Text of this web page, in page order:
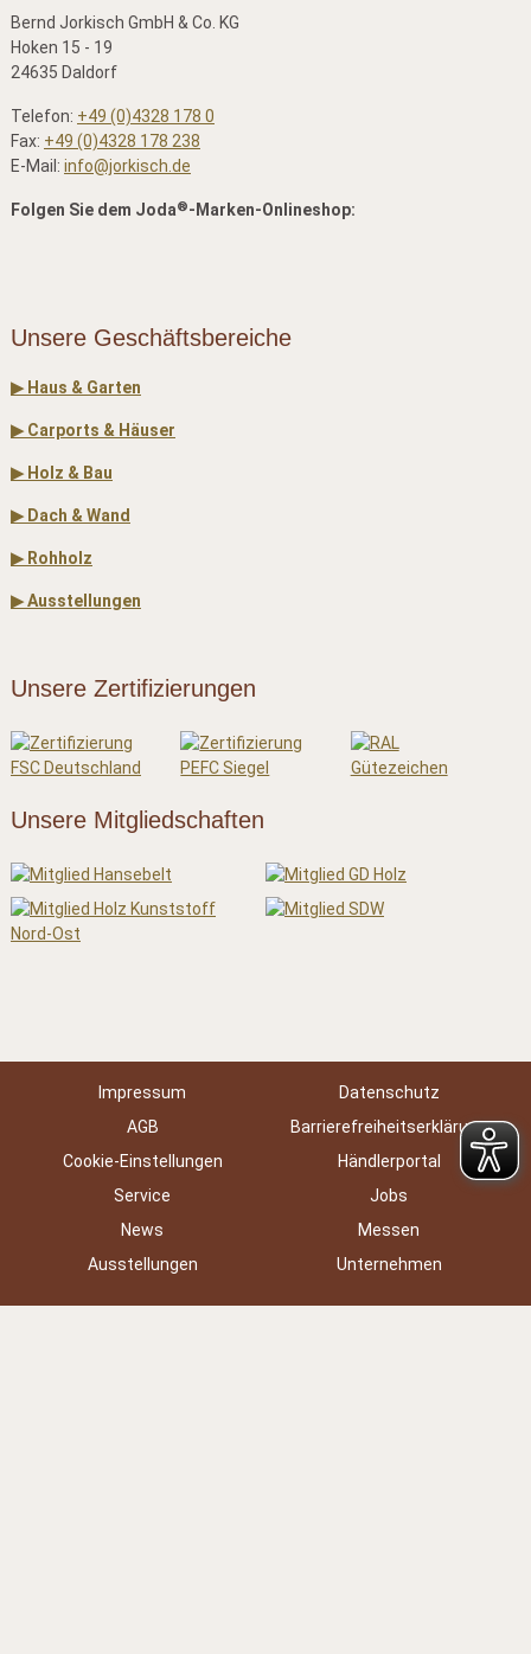
Bernd Jorkisch GmbH & Co. KG
Hoken 15 - 19
24635 Daldorf
Telefon: +49 (0)4328 178 0
Fax: +49 (0)4328 178 238
E-Mail: info@jorkisch.de
Folgen Sie dem Joda®-Marken-Onlineshop:
Unsere Geschäftsbereiche
▶ Haus & Garten
▶ Carports & Häuser
▶ Holz & Bau
▶ Dach & Wand
▶ Rohholz
▶ Ausstellungen
Unsere Zertifizierungen
Unsere Mitgliedschaften
Impressum
Datenschutz
AGB
Barrierefreiheitserklärung
Cookie-Einstellungen
Händlerportal
Service
Jobs
News
Messen
Ausstellungen
Unternehmen